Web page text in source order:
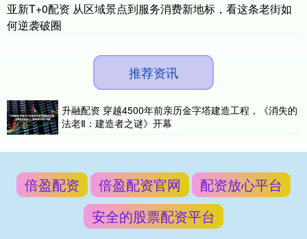
亚新T+0配资 从区域景点到服务消费新地标，看这条老街如
何逆袭破圈
推荐资讯
升融配资 穿越4500年前亲历金字塔建造工程，《消失的
法老Ⅱ：建造者之谜》开幕
倍盈配资 倍盈配资官网
配资放心平台
安全的股票配资平台